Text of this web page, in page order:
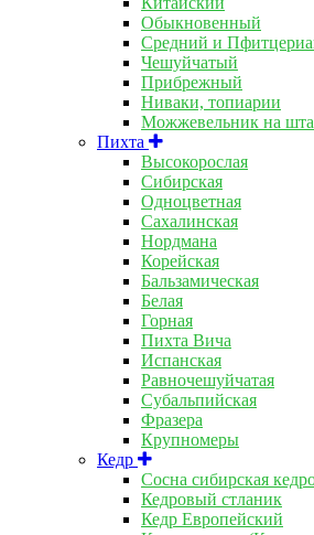
Обыкновенный
Средний и
Чешуйчатый
Прибрежный
Ниваки, топиарии
Можжевельник на
Пихта
Высокорослая
Сибирская
Одноцветная
Сахалинская
Нордмана
Корейская
Бальзамическая
Белая
Горная
Пихта Вича
Испанская
Равночешуйчатая
Субальпийская
Фразера
Крупномеры
Кедр
Сосна сибирская
Кедровый стланик
Кедр Европейский